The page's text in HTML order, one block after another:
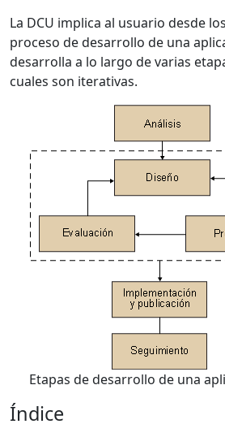
La DCU implica al usuario desde
proceso de desarrollo de una
desarrolla a lo largo de varias
cuales son iterativas.
Etapas de desarrollo de una
Índice